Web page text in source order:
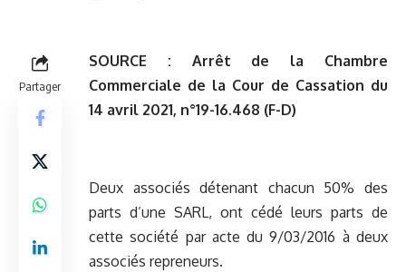
Partager
SOURCE : Arrêt de la Chambre
Commerciale de la Cour de Cassation du
14 avril 2021, n°19-16.468 (F-D)
Deux associés détenant chacun 50% des
parts d’une SARL, ont cédé leurs parts de
cette société par acte du 9/03/2016 à deux
associés repreneurs.